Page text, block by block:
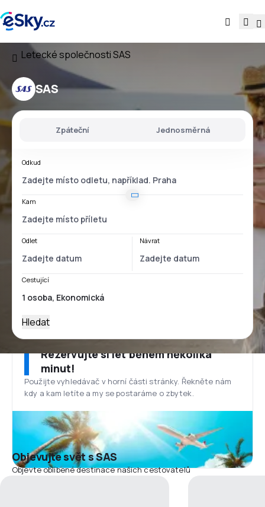
Letecké společnostiSAS
SAS
Zpáteční Jednosměrná
Odkud
Kam
Odlet Návrat
Cestující
Hledat
Rezervujte si let během několika
minut!
Použijte vyhledávač v horní části stránky. Řekněte nám
kdy a kam letíte a my se postaráme o zbytek.
Objevujte svět s SAS
Objevte oblíbené destinace našich cestovatelů